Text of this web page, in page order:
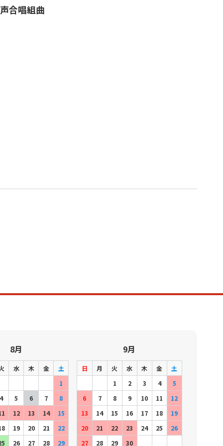
合唱組曲
8月
水 木 金
土
1
4 5 6 7
8
12 13 14
15
19 20 21
22
26 27 28 29
9月
日 月 火 水 木 金
土
1
2 3 4
5
6
7 8 9 10 11
12
13
14 15 16 17 18
19
20
21 22 23 24 25
26
27
28 29 30